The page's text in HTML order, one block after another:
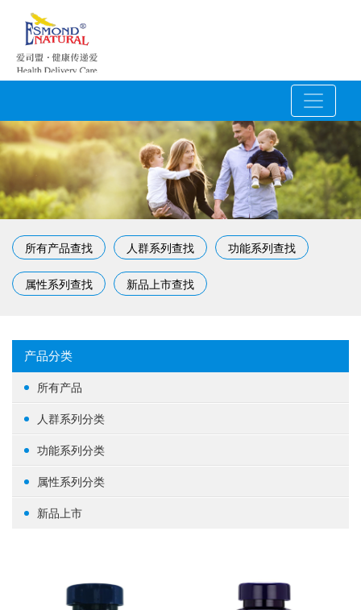
所有产品查找 人群系列查找 功能系列查找
属性系列查找 新品上市查找
产品分类
所有产品
人群系列分类
女性健康
中老年健康
婴幼/儿童/青少年
功能系列分类
生殖健康
肠道健康
属性系列分类
基础营养
其他
新品上市